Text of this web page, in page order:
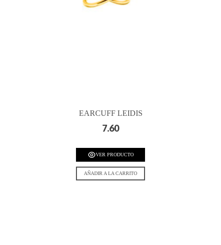
EARCUFF LEIDIS
7.60
VER PRODUCTO
AÑADIR A LA CARRITO